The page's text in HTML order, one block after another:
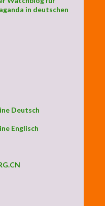
in deutschen
Deutsch
Englisch